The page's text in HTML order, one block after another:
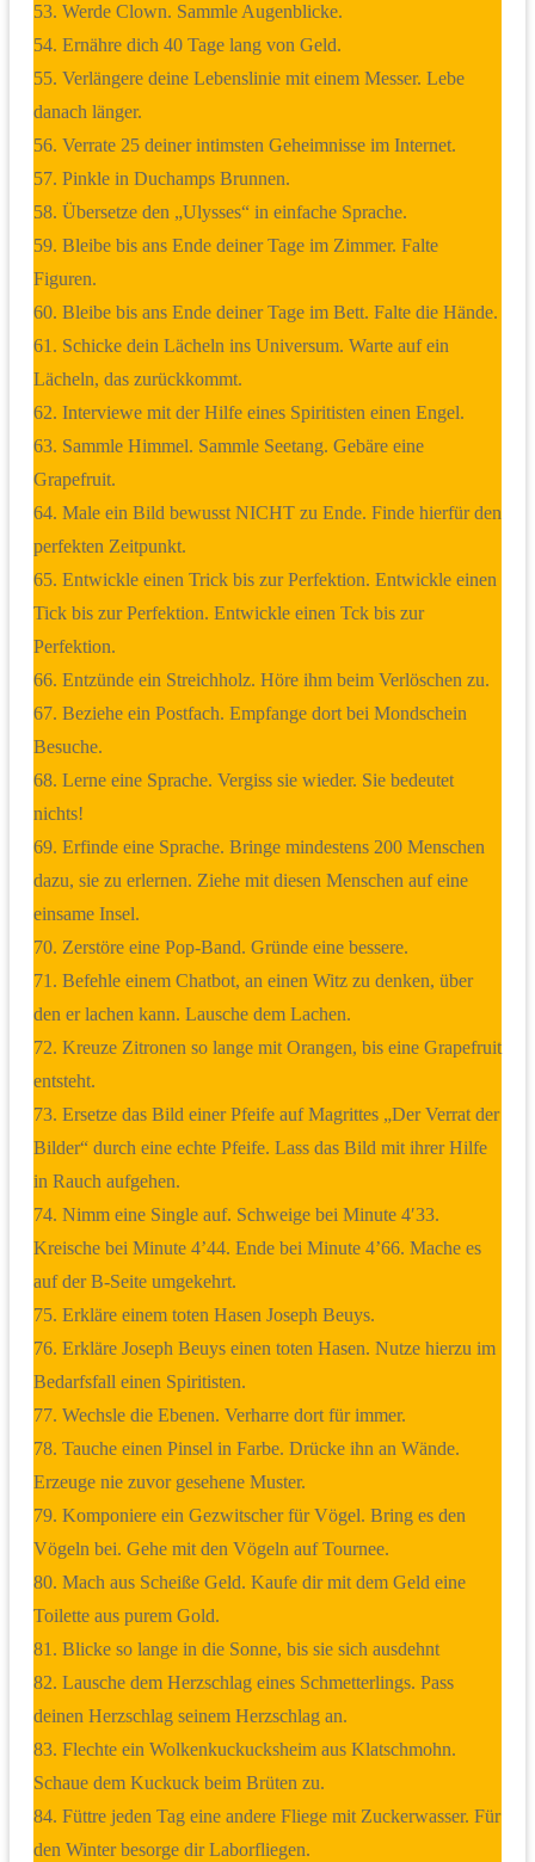
53. Werde Clown. Sammle Augenblicke.
54. Ernähre dich 40 Tage lang von Geld.
55. Verlängere deine Lebenslinie mit einem Messer. Lebe
danach länger.
56. Verrate 25 deiner intimsten Geheimnisse im Internet.
57. Pinkle in Duchamps Brunnen.
58. Übersetze den „Ulysses“ in einfache Sprache.
59. Bleibe bis ans Ende deiner Tage im Zimmer. Falte
Figuren.
60. Bleibe bis ans Ende deiner Tage im Bett. Falte die Hände.
61. Schicke dein Lächeln ins Universum. Warte auf ein
Lächeln, das zurückkommt.
62. Interviewe mit der Hilfe eines Spiritisten einen Engel.
63. Sammle Himmel. Sammle Seetang. Gebäre eine
Grapefruit.
64. Male ein Bild bewusst NICHT zu Ende. Finde hierfür den
perfekten Zeitpunkt.
65. Entwickle einen Trick bis zur Perfektion. Entwickle einen
Tick bis zur Perfektion. Entwickle einen Tck bis zur
Perfektion.
66. Entzünde ein Streichholz. Höre ihm beim Verlöschen zu.
67. Beziehe ein Postfach. Empfange dort bei Mondschein
Besuche.
68. Lerne eine Sprache. Vergiss sie wieder. Sie bedeutet
nichts!
69. Erfinde eine Sprache. Bringe mindestens 200 Menschen
dazu, sie zu erlernen. Ziehe mit diesen Menschen auf eine
einsame Insel.
70. Zerstöre eine Pop-Band. Gründe eine bessere.
71. Befehle einem Chatbot, an einen Witz zu denken, über
den er lachen kann. Lausche dem Lachen.
72. Kreuze Zitronen so lange mit Orangen, bis eine Grapefruit
entsteht.
73. Ersetze das Bild einer Pfeife auf Magrittes „Der Verrat der
Bilder“ durch eine echte Pfeife. Lass das Bild mit ihrer Hilfe
in Rauch aufgehen.
74. Nimm eine Single auf. Schweige bei Minute 4′33.
Kreische bei Minute 4’44. Ende bei Minute 4’66. Mache es
auf der B-Seite umgekehrt.
75. Erkläre einem toten Hasen Joseph Beuys.
76. Erkläre Joseph Beuys einen toten Hasen. Nutze hierzu im
Bedarfsfall einen Spiritisten.
77. Wechsle die Ebenen. Verharre dort für immer.
78. Tauche einen Pinsel in Farbe. Drücke ihn an Wände.
Erzeuge nie zuvor gesehene Muster.
79. Komponiere ein Gezwitscher für Vögel. Bring es den
Vögeln bei. Gehe mit den Vögeln auf Tournee.
80. Mach aus Scheiße Geld. Kaufe dir mit dem Geld eine
Toilette aus purem Gold.
81. Blicke so lange in die Sonne, bis sie sich ausdehnt
82. Lausche dem Herzschlag eines Schmetterlings. Pass
deinen Herzschlag seinem Herzschlag an.
83. Flechte ein Wolkenkuckucksheim aus Klatschmohn.
Schaue dem Kuckuck beim Brüten zu.
84. Füttre jeden Tag eine andere Fliege mit Zuckerwasser. Für
den Winter besorge dir Laborfliegen.